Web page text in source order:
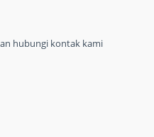
hubungi kontak kami